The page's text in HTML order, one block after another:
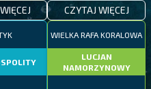
CZYTAJ WIĘCEJ
WIELKA RAFA KORALOWA
LUCJAN
NAMORZYNOWY